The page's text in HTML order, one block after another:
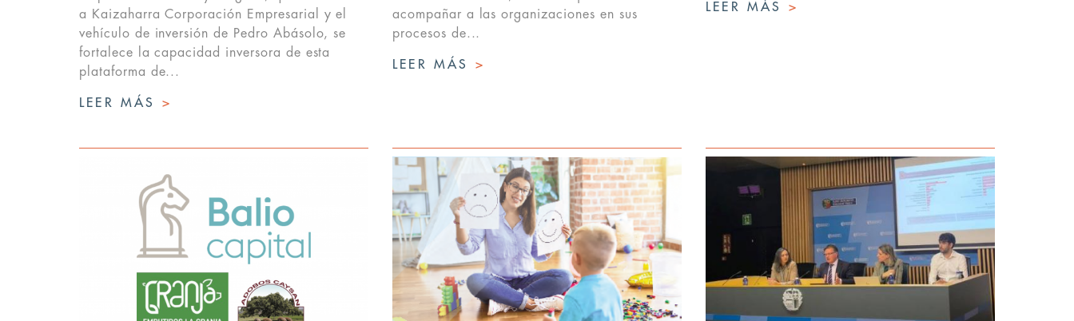
a Kaizaharra Corporación Empresarial y el
vehículo de inversión de Pedro Abásolo, se
fortalece la capacidad inversora de esta
plataforma de...
LEER MÁS >
acompañar a las organizaciones en sus
procesos de...
LEER MÁS >
LEER MÁS >